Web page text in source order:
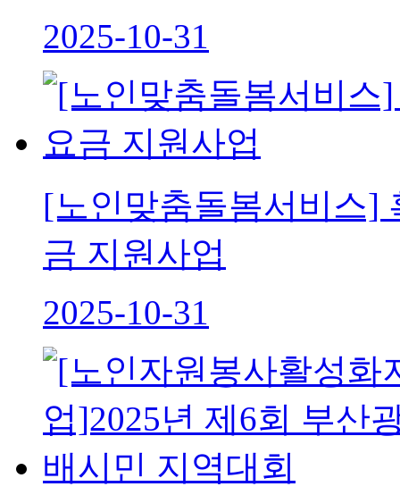
2025-10-31
[노인맞춤돌봄서비스]
금 지원사업
2025-10-31